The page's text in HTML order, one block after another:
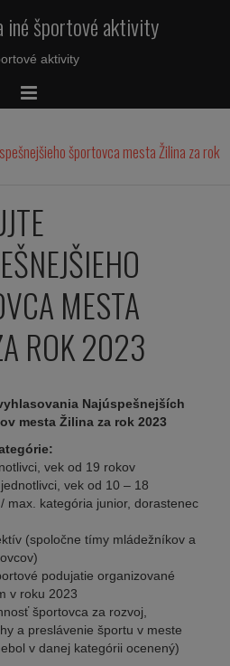
iné športové aktivity
aktivity
športovca mesta Žilina za rok
MESTA
ROK 2023
Najúspešnejších
mesta Žilina za rok 2023
vek od 19 rokov
vek od 10 – 18
max. kategória junior, dorastenec
(spoločne tímy mládežníkov a
podujatie organizované
v roku 2023
športovca za rozvoj,
a preslávenie športu v meste
v danej kategórii ocenený)